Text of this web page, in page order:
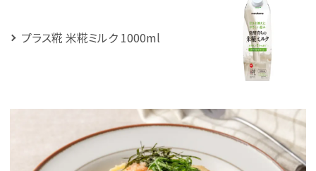
プラス糀 米糀ミルク 1000ml